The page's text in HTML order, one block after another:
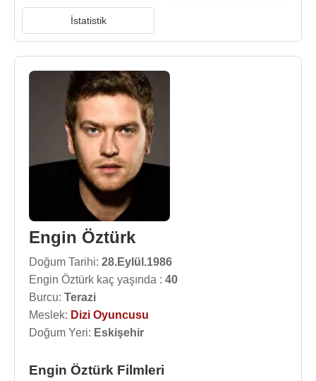
İstatistik
Engin Öztürk
Doğum Tarihi: 28.Eylül.1986
Engin Öztürk kaç yaşında : 40
Burcu: Terazi
Meslek: Dizi Oyuncusu
Doğum Yeri: Eskişehir
Engin Öztürk Filmleri